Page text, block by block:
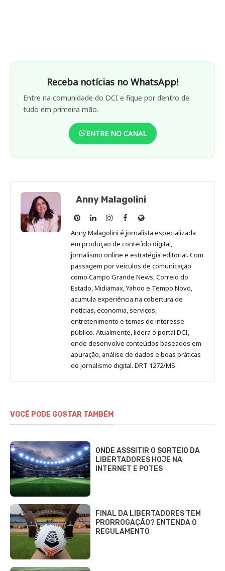
Receba notícias no WhatsApp!
Entre na comunidade do DCI e fique por dentro de
tudo em primeira mão.
ENTRE NO CANAL
Anny Malagolini
Anny
Malagolini
no
Pinterest
Anny
Malagolini
no
LinkedIn
Anny
Malagolini
no
Instagram
Anny
Malagolini
no
Facebook
Site
de
Anny
Malagolini
Anny Malagolini é jornalista especializada
em produção de conteúdo digital,
jornalismo online e estratégia editorial. Com
passagem por veículos de comunicação
como Campo Grande News, Correio do
Estado, Midiamax, Yahoo e Tempo Novo,
acumula experiência na cobertura de
notícias, economia, serviços,
entretenimento e temas de interesse
público. Atualmente, lidera o portal DCI,
onde desenvolve conteúdos baseados em
apuração, análise de dados e boas práticas
de jornalismo digital. DRT 1272/MS
VOCÊ PODE GOSTAR TAMBÉM
ONDE ASSSITIR O SORTEIO DA
LIBERTADORES HOJE NA
INTERNET E POTES
FINAL DA LIBERTADORES TEM
PRORROGAÇÃO? ENTENDA O
REGULAMENTO